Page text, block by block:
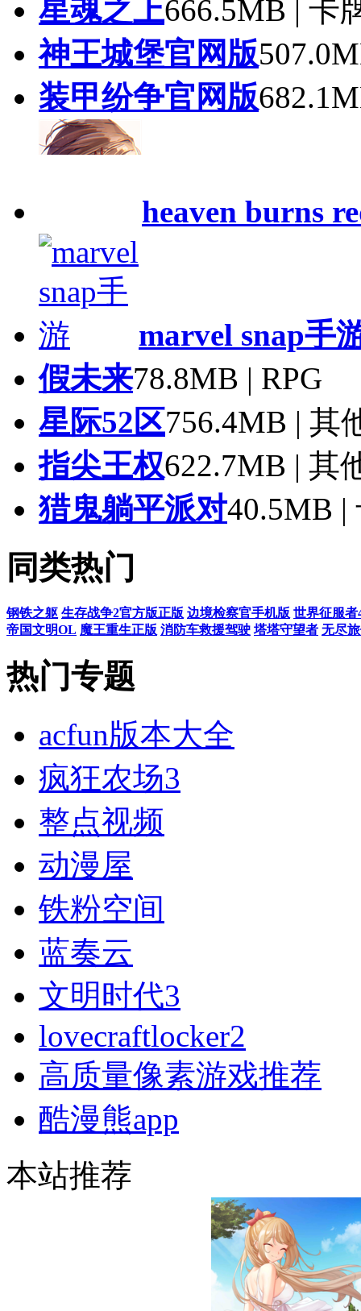
星魂之上666.5MB | 卡
神王城堡官网版
marvel snap手
假未来78.8MB | RPG
星际52区756.4MB | 其
指尖王权622.7MB | 其
猎鬼躺平派对
同类热门
钢铁之躯 生存战争2官方版正版
热门专题
acfun版本大全
疯狂农场3
整点视频
动漫屋
铁粉空间
蓝奏云
lovecraftlocker2
高质量像素游戏推荐